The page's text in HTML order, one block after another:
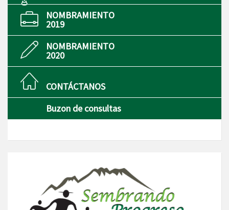
NOMBRAMIENTO
2019
NOMBRAMIENTO
2020
CONTÁCTANOS
Buzon de consultas